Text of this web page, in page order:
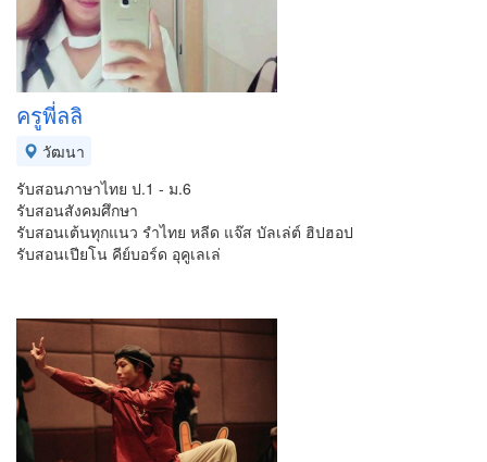
ครูพี่ลลิ
วัฒนา
รับสอนภาษาไทย ป.1 - ม.6
รับสอนสังคมศึกษา
รับสอนเต้นทุกแนว รำไทย หลีด แจ๊ส บัลเล่ต์ ฮิปฮอป
รับสอนเปียโน คีย์บอร์ด อุคูเลเล่